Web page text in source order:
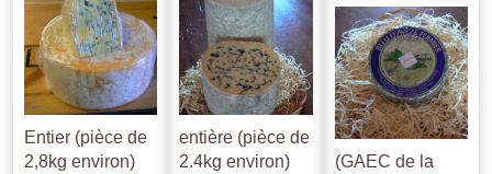
Entier (pièce de
2,8kg environ)
entière (pièce de
2.4kg environ)
(GAEC de la